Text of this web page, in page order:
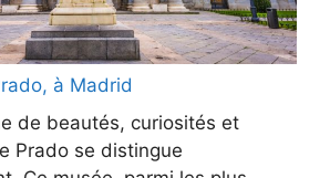
à Madrid
de beautés, curiosités et
Prado se distingue